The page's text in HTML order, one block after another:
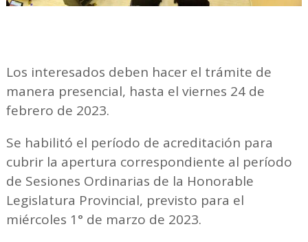
Los interesados deben hacer el trámite de
manera presencial, hasta el viernes 24 de
febrero de 2023.
Se habilitó el período de acreditación para
cubrir la apertura correspondiente al período
de Sesiones Ordinarias de la Honorable
Legislatura Provincial, previsto para el
miércoles 1° de marzo de 2023.